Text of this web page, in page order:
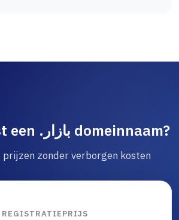
Hoeveel kost een .بازار domeinnaam?
zonder verborgen kosten
REGISTRATIEPRIJS